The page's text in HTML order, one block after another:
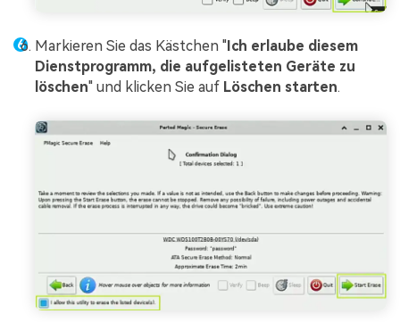
Markieren Sie das Kästchen "Ich erlaube diesem
Dienstprogramm, die aufgelisteten Geräte zu
löschen" und klicken Sie auf Löschen starten.